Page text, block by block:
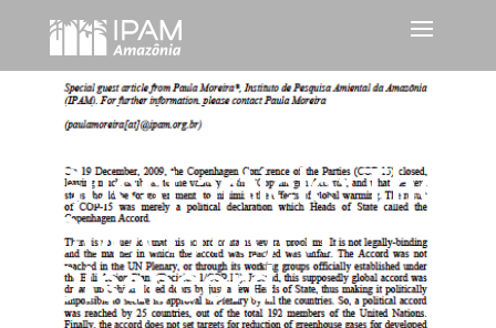
Guest article: The
Copenhagen
Disaccord